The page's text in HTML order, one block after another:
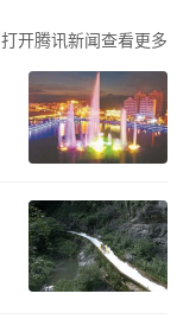
打开腾讯新闻查看更多